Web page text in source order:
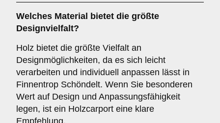
Welches Material bietet die größte
Designvielfalt?
Holz bietet die größte Vielfalt an
Designmöglichkeiten, da es sich leicht
verarbeiten und individuell anpassen lässt in
Finnentrop Schöndelt. Wenn Sie besonderen
Wert auf Design und Anpassungsfähigkeit
legen, ist ein Holzcarport eine klare
Empfehlung.